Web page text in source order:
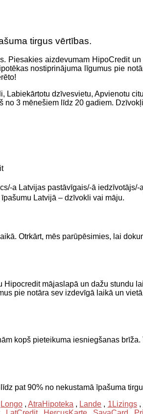
tirgus vērtības.
Piesakies aizdevumam HipoCredit
nostiprinājuma līgumus pie
dzīvesvietu, Apvienotu
no 3 mēnešiem līdz 20 gadiem.
a Latvijas pastāvīgais/-ā
Latvijā – dzīvokli vai māju.
Otrkārt, mēs parūpēsimies, lai
mājaslapā un dažu stundu
pie notāra sev izdevīgā laikā un
kopš pieteikuma iesniegšanas
pat 90% no nekustamā īpašuma
Longo ,AtraHipoteka , Lande , 1Lizings,